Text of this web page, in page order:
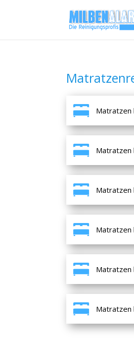
Matratzen
Matratzen
Matratzen
Matratzen
Matratzen
Matratzen